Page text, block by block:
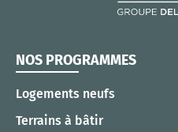
NOS PROGRAMMES
Logements neufs
Terrains à bâtir